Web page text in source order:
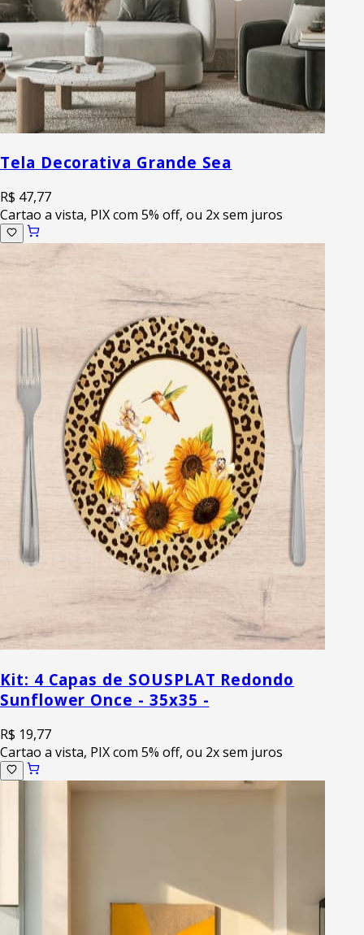
Tela Decorativa Grande Sea
R$ 47,77
Cartao a vista, PIX com 5% off, ou 2x sem juros
Kit: 4 Capas de SOUSPLAT Redondo
Sunflower Once - 35x35 -
R$ 19,77
Cartao a vista, PIX com 5% off, ou 2x sem juros